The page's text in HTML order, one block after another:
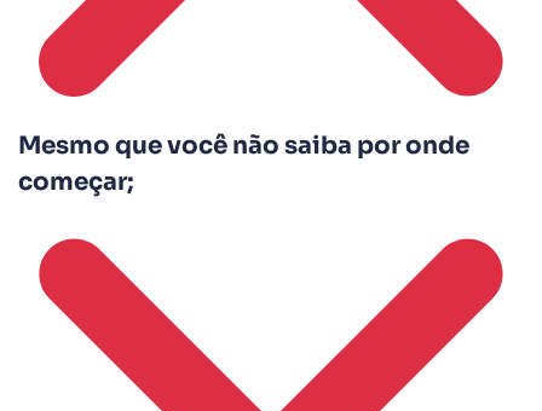
Mesmo que você não saiba por onde
começar;